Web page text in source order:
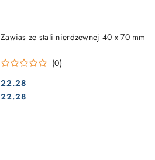
Zawias ze stali nierdzewnej 40 x 70 mm
(0)
Cena:
22.28
Cena:
22.28
DO KOSZYKA